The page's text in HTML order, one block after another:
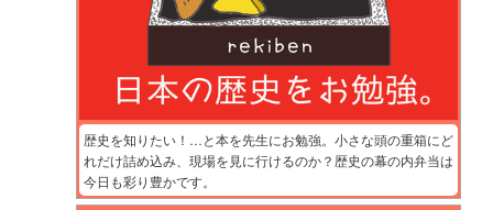
歴史を知りたい！…と本を先生にお勉強。小さな頭の重箱にど
れだけ詰め込み、現場を見に行けるのか？歴史の幕の内弁当は
今日も彩り豊かです。